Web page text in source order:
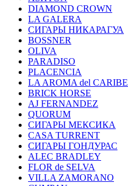
DIAMOND CROWN
LA GALERA
СИГАРЫ НИКАРАГУА
BOSSNER
OLIVA
PARADISO
PLACENCIA
LA AROMA del CARIBE
BRICK HORSE
AJ FERNANDEZ
QUORUM
СИГАРЫ МЕКСИКА
CASA TURRENT
СИГАРЫ ГОНДУРАС
ALEC BRADLEY
FLOR de SELVA
VILLA ZAMORANO